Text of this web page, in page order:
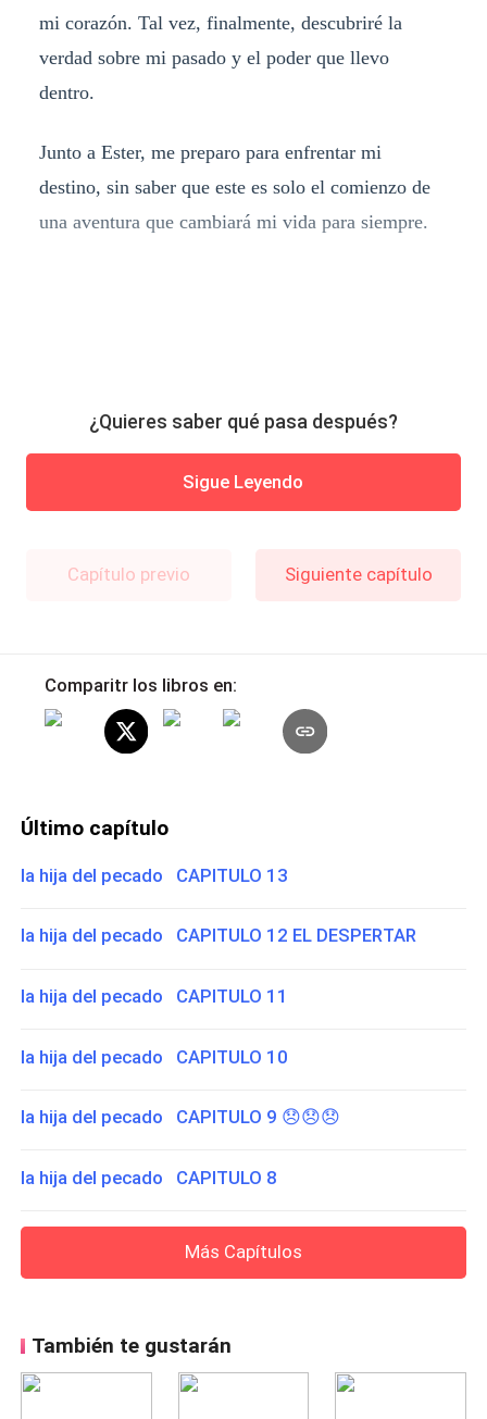
mi corazón. Tal vez, finalmente, descubriré la
verdad sobre mi pasado y el poder que llevo
dentro.
Junto a Ester, me preparo para enfrentar mi
destino, sin saber que este es solo el comienzo de
una aventura que cambiará mi vida para siempre.
¿Quieres saber qué pasa después?
Sigue Leyendo
Capítulo previo Siguiente capítulo
Comparitr los libros en:
Último capítulo
la hija del pecado CAPITULO 13
la hija del pecado CAPITULO 12 EL DESPERTAR
la hija del pecado CAPITULO 11
la hija del pecado CAPITULO 10
la hija del pecado CAPITULO 9 😞😞😞
la hija del pecado CAPITULO 8
Más Capítulos
También te gustarán